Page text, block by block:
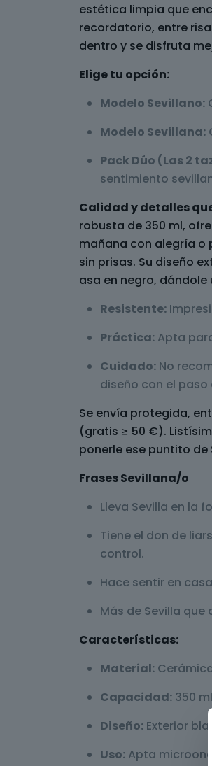
estética limpia que
recordatorio, entre
dentro y se disfruta
Elige tu opción:
Modelo Sevillano:
Modelo Sevillana:
Pack Dúo (Las 2
sentimiento
Calidad y detalles
robusta de 350 ml,
mañana con alegría o
sin prisas. Su diseño
asa en negro,
Resistente:
Práctica: Apta
Cuidado: No
diseño con el
Se envía protegida,
(gratis ≥ 50 €).
ponerle ese puntito de
Frases Sevillana/o
Lleva Sevilla en la
Tiene el don de
control.
Hace sentir en
Más de Sevilla que
Características:
Material:
Capacidad: 350
Diseño: Exterior
Uso: Apta